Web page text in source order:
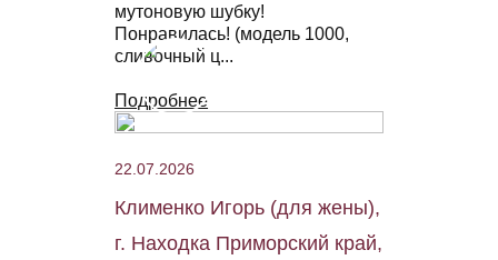
мутоновую шубку!
Понравилась! (модель 1000,
сливочный ц...
Подробнее
22.07.2026
Клименко Игорь (для жены),
г. Находка Приморский край,